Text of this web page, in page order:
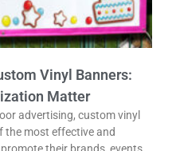
Vinyl Banners:
Matter
advertising, custom vinyl
the most effective and
their brands, events,